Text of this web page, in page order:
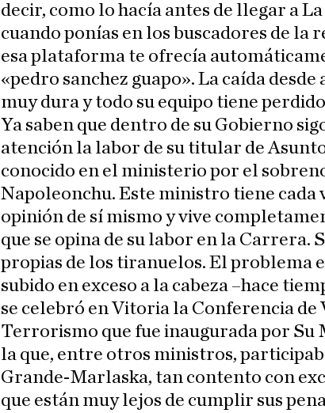
decir, como lo hacía antes de llegar a
cuando ponías en los buscadores de la
esa plataforma te ofrecía
«pedro sanchez guapo». La caída
muy dura y todo su equipo tiene
Ya saben que dentro de su Gobierno
atención la labor de su titular de
conocido en el ministerio por el
Napoleonchu. Este ministro tiene cada
opinión de sí mismo y vive
que se opina de su labor en la Carrera.
propias de los tiranuelos. El problema
subido en exceso a la cabeza –hace
se celebró en Vitoria la Conferencia de
Terrorismo que fue inaugurada por Su
la que, entre otros ministros,
Grande-Marlaska, tan contento con
que están muy lejos de cumplir sus